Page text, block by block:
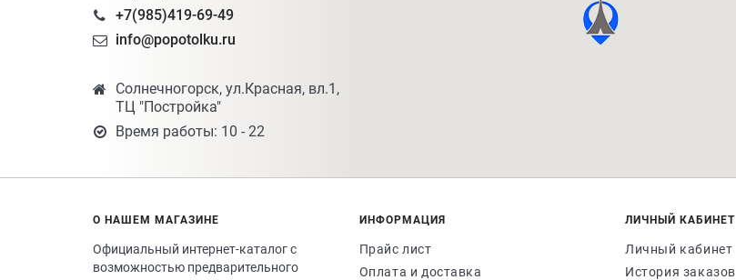
+7(985)419-69-49
info@popotolku.ru
Солнечногорск, ул.Красная, вл.1,
ТЦ "Постройка"
Время работы: 10 - 22
О НАШЕМ МАГАЗИНЕ
Официальный интернет-каталог с
возможностью предварительного
ИНФОРМАЦИЯ
Прайс лист
Оплата и доставка
ЛИЧНЫЙ КАБИНЕТ
Личный кабинет
История заказов